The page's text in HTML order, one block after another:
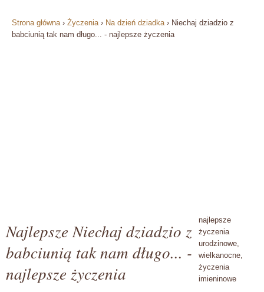
Strona główna › Życzenia › Na dzień dziadka › Niechaj dziadzio z
babciunią tak nam długo... - najlepsze życzenia
Najlepsze Niechaj dziadzio z
babciunią tak nam długo... -
najlepsze życzenia
najlepsze
życzenia
urodzinowe,
wielkanocne,
życzenia
imieninowe